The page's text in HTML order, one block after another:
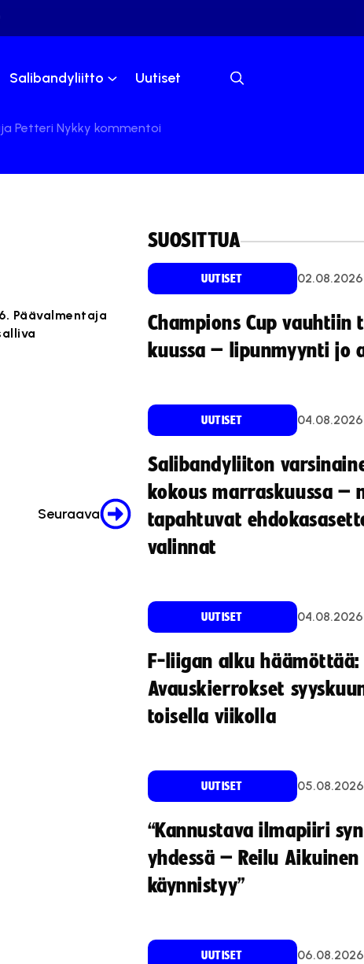
Salibandyliitto Uutiset
Petteri Nykky kommentoi
Päävalmentaja
Seuraava
SUOSITTUA
UUTISET 02.08.2026
Champions Cup vauhtiin
kuussa – lipunmyynti jo
UUTISET 04.08.2026
Salibandyliiton
kokous marraskuussa –
tapahtuvat
valinnat
UUTISET 04.08.2026
F-liigan alku häämöttää:
Avauskierrokset
toisella viikolla
UUTISET 05.08.2026
“Kannustava ilmapiiri
yhdessä – Reilu
käynnistyy”
UUTISET 06.08.2026